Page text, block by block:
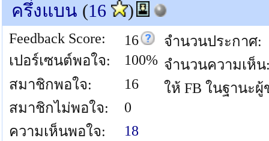
ครึ่งแบน (16 )
Feedback Score:
16
เปอร์เซนต์พอใจ:
100%
สมาชิกพอใจ:
16
สมาชิกไม่พอใจ:
0
ความเห็นพอใจ:
18
จำนวนประกาศ:
จำนวนความเห็น
ให้ FB ในฐานะผู้